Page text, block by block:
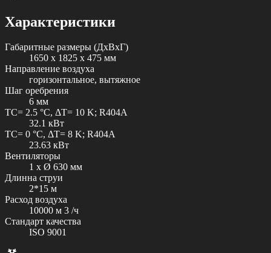
Характеристики
Габаритные размеры (ДxВxГ)
1650 x 1825 x 475 мм
Направление воздуха
горизонтальное, вытяжное
Шаг оребрения
6 мм
TC= 2.5 °C, ΔT= 10 K; R404A
32.1 кВт
TC= 0 °C, ΔT= 8 K; R404A
23.63 кВт
Вентиляторы
1 x Ø 630 мм
Длинна струи
2*15 м
Расход воздуха
10000 м 3 /ч
Стандарт качества
ISO 9001